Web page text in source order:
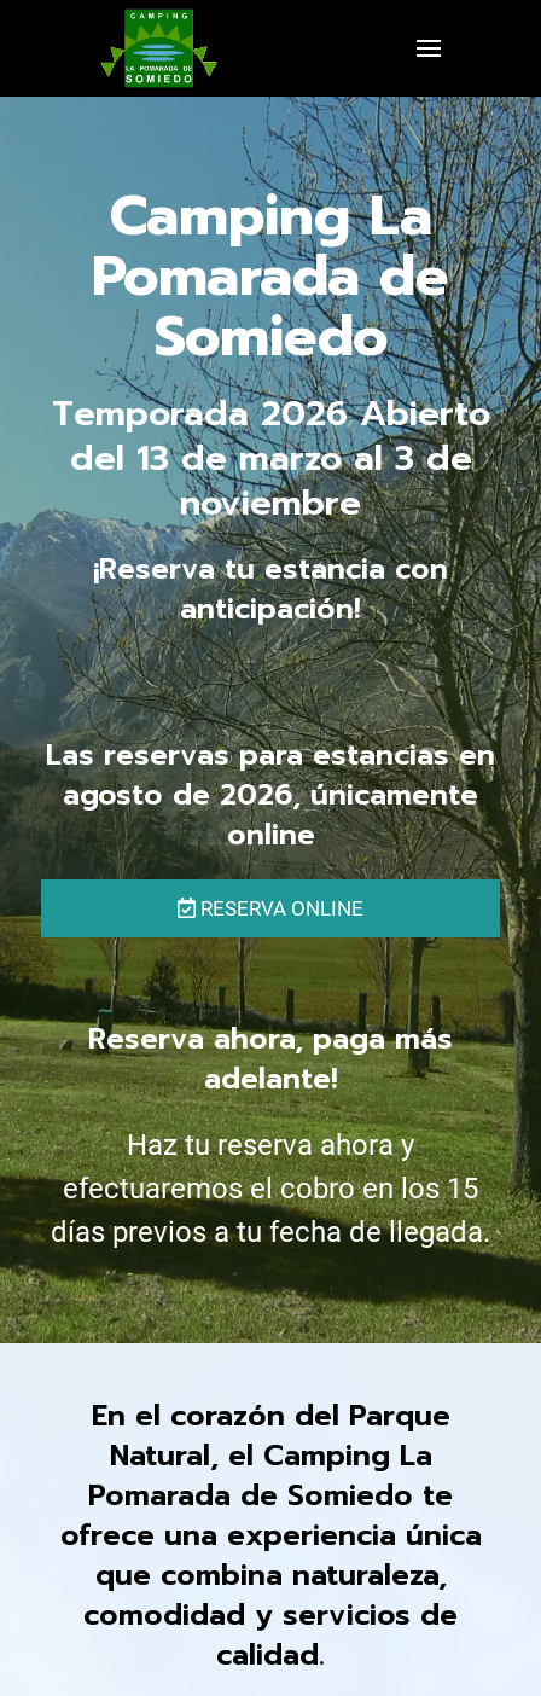
Camping La
Pomarada de
Somiedo
Temporada 2026 Abierto
del 13 de marzo al 3 de
noviembre
¡Reserva tu estancia con
anticipación!
Las reservas para estancias en
agosto de 2026, únicamente
online
RESERVA ONLINE
Reserva ahora, paga más
adelante!
Haz tu reserva ahora y
efectuaremos el cobro en los 15
días previos a tu fecha de llegada.
En el corazón del Parque
Natural, el Camping La
Pomarada de Somiedo te
ofrece una experiencia única
que combina naturaleza,
comodidad y servicios de
calidad.